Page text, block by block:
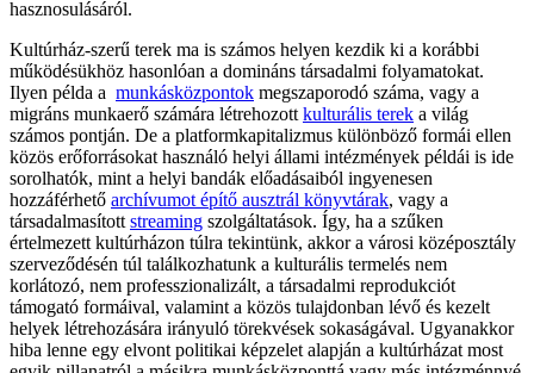
hasznosulásáról.
Kultúrház-szerű terek ma is számos helyen kezdik ki a korábbi
működésükhöz hasonlóan a domináns társadalmi folyamatokat.
Ilyen példa a munkásközpontok megszaporodó száma, vagy a
migráns munkaerő számára létrehozott kulturális terek a világ
számos pontján. De a platformkapitalizmus különböző formái ellen
közös erőforrásokat használó helyi állami intézmények példái is ide
sorolhatók, mint a helyi bandák előadásaiból ingyenesen
hozzáférhető archívumot építő ausztrál könyvtárak, vagy a
társadalmasított streaming szolgáltatások. Így, ha a szűken
értelmezett kultúrházon túlra tekintünk, akkor a városi középosztály
szerveződésén túl találkozhatunk a kulturális termelés nem
korlátozó, nem professzionalizált, a társadalmi reprodukciót
támogató formáival, valamint a közös tulajdonban lévő és kezelt
helyek létrehozására irányuló törekvések sokaságával. Ugyanakkor
hiba lenne egy elvont politikai képzelet alapján a kultúrházat most